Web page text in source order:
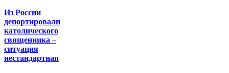
Из России
депортировали
католического
священника –
ситуация
нестандартная